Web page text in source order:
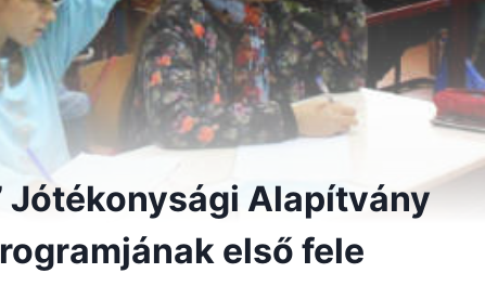
Jótékonysági Alapítvány
első fele